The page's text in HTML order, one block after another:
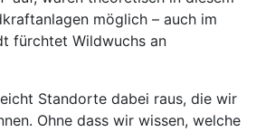
möglich – auch im
fürchtet Wildwuchs an
Standorte dabei raus, die wir
Ohne dass wir wissen, welche